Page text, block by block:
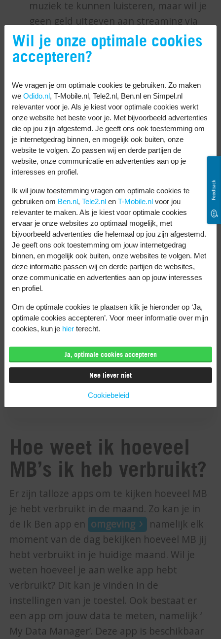
muziek te kunnen luisteren, maar wil je
geen geld uitgeven aan streaming via
mobiele data. Zet dan zelf muziek op
jouw telefoon. Daarnaast bieden
verschillende streamingdiensten vaak
ook de mogelijkheid om offline je
muziek te luisteren.
Om video’s te kunnen kijken, zonder
gebruik te maken van streaming data,
raad ik je aan video’s vooral via Wi-Fi te
bekijken op je telefoon. Via instellingen
> Youtube, kun je mobiele data
uitzetten voor Youtube, en voorkom je
zelf dat dit uit je 500 MB bundel gaat.
Ik Ben
Ben altijd en overal in controle over
mijn abonnement
Download deze app hier
Hoe weet ik hoeveel
MB’s ik heb verbruikt?
Er zijn talloze apps om te kijken hoeveel MB
je hebt verbruikt in de maand. Zo kan je in
de Ik Ben app en omgeving
namelijk elk
moment van de dag bekijken hoeveel MB jij
hebt verbruikt in je huidige maand. Wil je
weten hoeveel je aan welke app hebt
verbruikt? Dit kan je vinden in de
instellingen van je toestel. Ook bestaat er
een app om jouw data te meten, namelijk ‘
My Data Manager’. Deze app is beschikbaar
Feedback
Wil je onze optimale cookies
accepteren?
We vragen je om optimale cookies te gebruiken. Zo maken
we Odido.nl, T-Mobile.nl, Tele2.nl, Ben.nl en Simpel.nl
relevanter voor je. Als je kiest voor optimale cookies werkt
onze website het beste voor je. Met bijvoorbeeld advertenties
die op jou zijn afgestemd. Je geeft ons ook toestemming om
je internetgedrag binnen, en mogelijk ook buiten, onze
website te volgen. Zo passen wij en derde partijen de
website, onze communicatie en advertenties aan op je
interesses en profiel.
Ik wil jouw toestemming vragen om optimale cookies te
gebruiken om Ben.nl, Tele2.nl en T-Mobile.nl voor jou
relevanter te maken. Als je kiest voor optimale cookies
ervaar je onze websites zo optimaal mogelijk, met
bijvoorbeeld advertenties die helemaal op jou zijn afgestemd.
Je geeft ons ook toestemming om jouw internetgedrag
binnen, en mogelijk ook buiten, onze websites te volgen. Met
deze informatie passen wij en derde partijen de websites,
onze communicatie en advertenties aan op jouw interesses
en profiel.
Om de optimale cookies te plaatsen klik je hieronder op ‘Ja,
optimale cookies accepteren’. Voor meer informatie over mijn
cookies, kun je hier terecht.
Ja, optimale cookies accepteren
Nee liever niet
Cookiebeleid